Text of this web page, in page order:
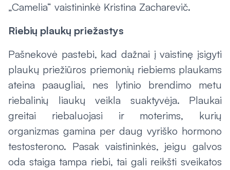
„Camelia“ vaistininkė Kristina Zacharevič.
Riebių plaukų priežastys
Pašnekovė pastebi, kad dažnai į vaistinę įsigyti
plaukų priežiūros priemonių riebiems plaukams
ateina paaugliai, nes lytinio brendimo metu
riebalinių liaukų veikla suaktyvėja. Plaukai
greitai riebaluojasi ir moterims, kurių
organizmas gamina per daug vyriško hormono
testosterono. Pasak vaistininkės, jeigu galvos
oda staiga tampa riebi, tai gali reikšti sveikatos